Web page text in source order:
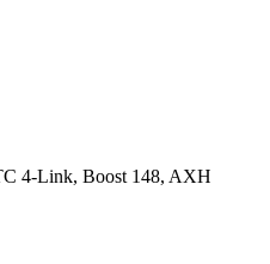
4-Link, Boost 148, AXH